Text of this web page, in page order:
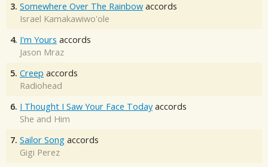
3. Somewhere Over The Rainbow accords
Israel Kamakawiwo'ole
4. I'm Yours accords
Jason Mraz
5. Creep accords
Radiohead
6. I Thought I Saw Your Face Today accords
She and Him
7. Sailor Song accords
Gigi Perez